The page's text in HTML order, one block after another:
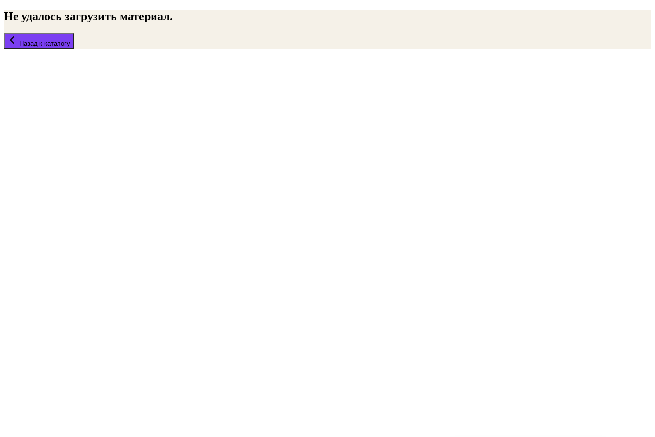
Не удалось загрузить материал.
Назад к каталогу